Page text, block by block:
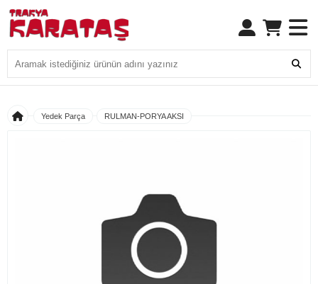
Yedek Parça RULMAN-PORYA AKSI